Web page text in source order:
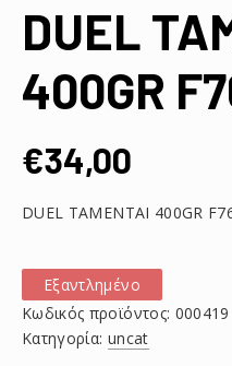
DUEL
400GR
€34,00
DUEL TAMENTAI 400GR
Εξαντλημένο
Κωδικός προϊόντος: 000419
Κατηγορία: uncat